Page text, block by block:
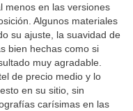
menos en las versiones
Algunos materiales
su ajuste, la suavidad de
bien hechas como si
muy agradable.
de precio medio y lo
en su sitio, sin
carísimas en las